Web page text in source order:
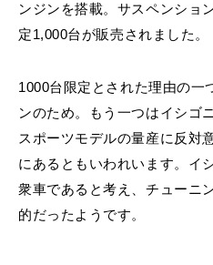
ンジンを搭載。サスペンショ
定1,000台が販売されました。
1000台限定とされた理由の一
ンのため。もう一つはイシゴ
スポーツモデルの量産に反対
にあるともいわれいます。イ
衆車であると考え、チューニ
的だったようです。